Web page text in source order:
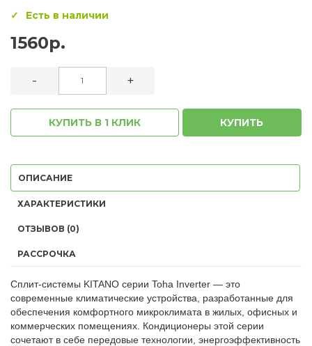
Есть в наличии
1560р.
- +
КУПИТЬ В 1 КЛИК КУПИТЬ
ОПИСАНИЕ
ХАРАКТЕРИСТИКИ
ОТЗЫВОВ (0)
РАССРОЧКА
Сплит-системы KITANO серии Toha Inverter — это
современные климатические устройства, разработанные для
обеспечения комфортного микроклимата в жилых, офисных и
коммерческих помещениях. Кондиционеры этой серии
сочетают в себе передовые технологии, энергоэффективность